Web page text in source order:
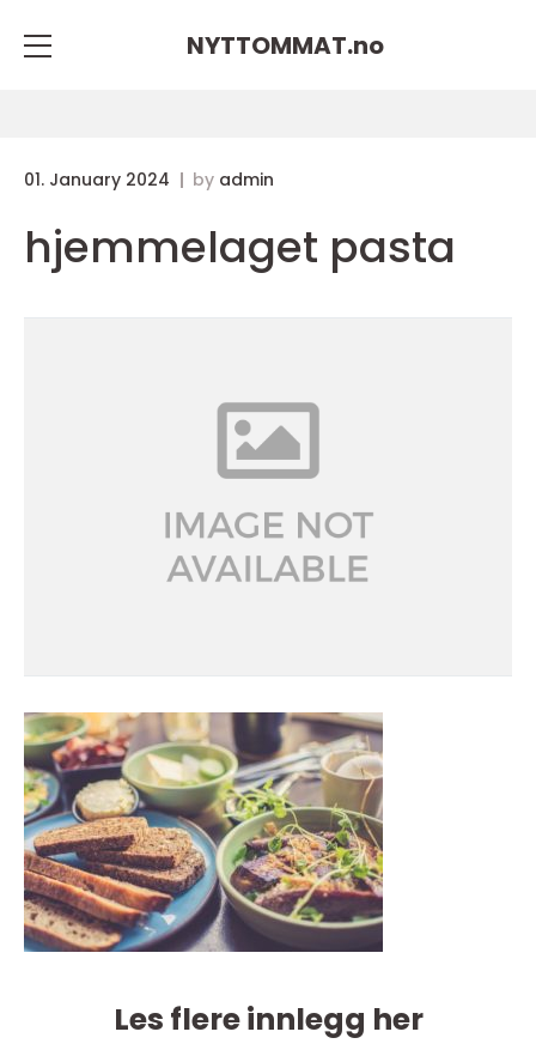
NYTTOMMAT.no
01. January 2024 by admin
hjemmelaget pasta
Les flere innlegg her